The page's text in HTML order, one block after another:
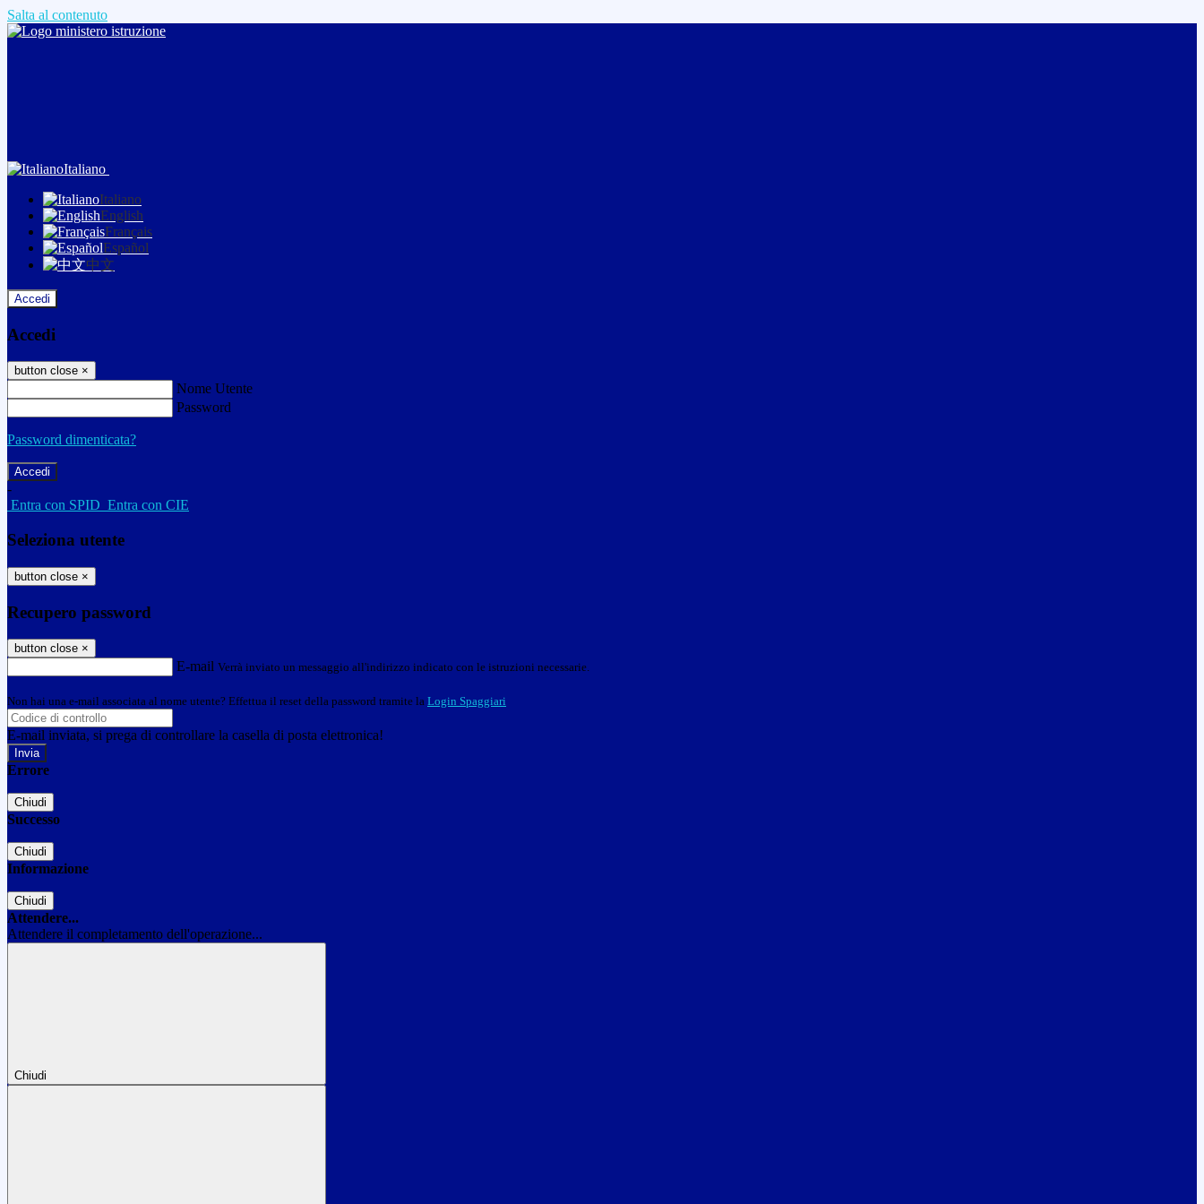
Salta al contenuto
Italiano
Italiano
English
Français
Español
中文
Accedi
Accedi
button close ×
Nome Utente
Password
Password dimenticata?
-
Entra con SPID Entra con CIE
Seleziona utente
button close ×
Recupero password
button close ×
E-mail Verrà inviato un messaggio all'indirizzo indicato con le istruzioni necessarie.
Non hai una e-mail associata al nome utente? Effettua il reset della password tramite la Login Spaggiari
E-mail inviata, si prega di controllare la casella di posta elettronica!
Errore
Chiudi
Successo
Chiudi
Informazione
Chiudi
Attendere...
Attendere il completamento dell'operazione...
Chiudi